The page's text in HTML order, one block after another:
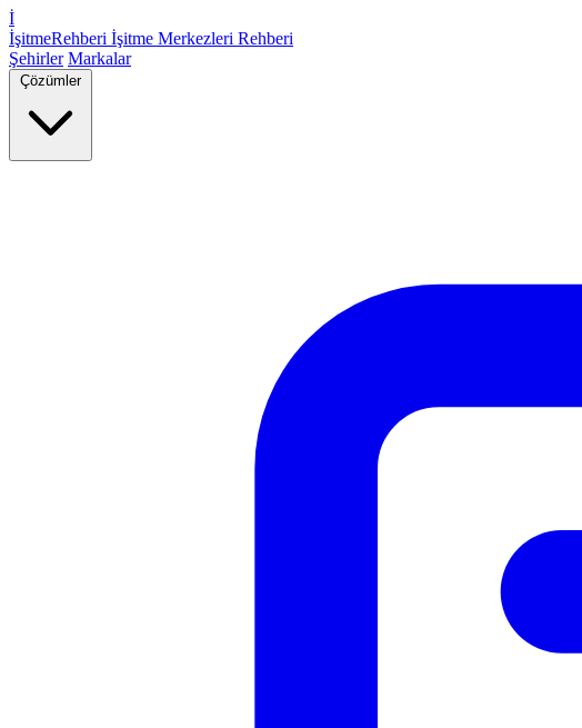
İ
İşitmeRehberi İşitme Merkezleri Rehberi
Şehirler Markalar
Çözümler